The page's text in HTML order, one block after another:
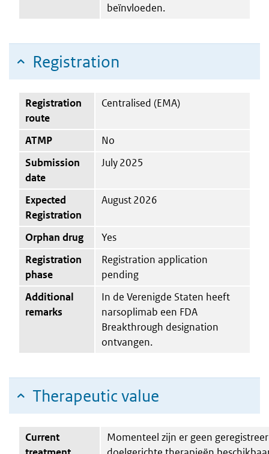
beïnvloeden.
Registration
Registration
route
Centralised (EMA)
ATMP
No
Submission
date
July 2025
Expected
Registration
August 2026
Orphan drug
Yes
Registration
phase
Registration application
pending
Additional
remarks
In de Verenigde Staten heeft
narsoplimab een FDA
Breakthrough designation
ontvangen.
Therapeutic value
Current
Momenteel zijn er geen